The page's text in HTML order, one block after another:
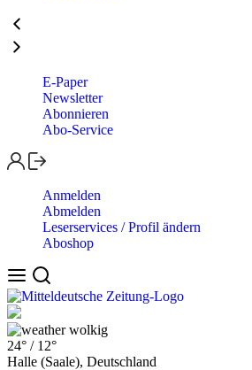
E-Paper
Newsletter
Abonnieren
Abo-Service
Anmelden
Abmelden
Leserservices / Profil ändern
Aboshop
wolkig
24° / 12°
Halle (Saale), Deutschland